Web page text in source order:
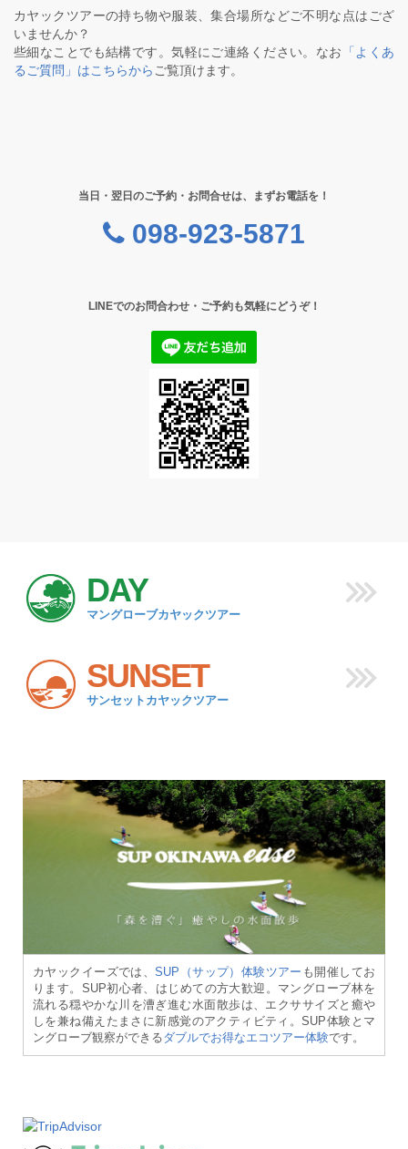
カヤックツアーの持ち物や服装、集合場所などご不明な点はござ
いませんか？
些細なことでも結構です。気軽にご連絡ください。なお
「よくあ
るご質問」はこちらから ご覧頂けます。
当日・翌日のご予約・お問合せは、まずお電話を！
098-923-5871
LINEでのお問合わせ・ご予約も気軽にどうぞ！
DAY
マングローブカヤックツアー
SUNSET
サンセットカヤックツアー
カヤックイーズでは、SUP（サップ）体験ツアー も開催してお
ります。SUP初心者、はじめての方大歓迎。マングローブ林を
流れる穏やかな川を漕ぎ進む水面散歩は、エクササイズと癒や
しを兼ね備えたまさに新感覚のアクティビティ。SUP体験とマ
ングローブ観察ができるダブルでお得なエコツアー体験です。